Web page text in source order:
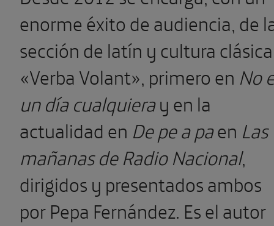
enorme éxito de audiencia, de
sección de latín y cultura clásica
«Verba Volant», primero en No
un día cualquieray en la
actualidad en De pe a paen Las
mañanas de Radio Nacional,
dirigidos y presentados ambos
por Pepa Fernández. Es el autor